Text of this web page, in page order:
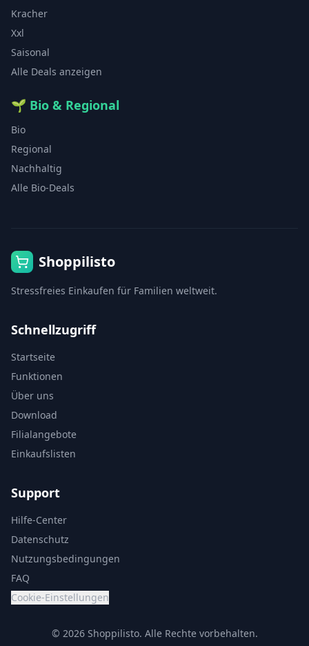
Kracher
Xxl
Saisonal
Alle Deals anzeigen
🌱 Bio & Regional
Bio
Regional
Nachhaltig
Alle Bio-Deals
Shoppilisto
Stressfreies Einkaufen für Familien weltweit.
Schnellzugriff
Startseite
Funktionen
Über uns
Download
Filialangebote
Einkaufslisten
Support
Hilfe-Center
Datenschutz
Nutzungsbedingungen
FAQ
Cookie-Einstellungen
© 2026 Shoppilisto. Alle Rechte vorbehalten.